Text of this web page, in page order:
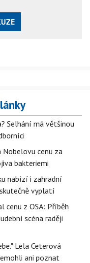
Selhání má většinou
cenu za
bakteriemi
nabízí i zahradní
vyplatí
cenu z OSA: Příběh
scéna raději
Lela Ceterová
ani poznat